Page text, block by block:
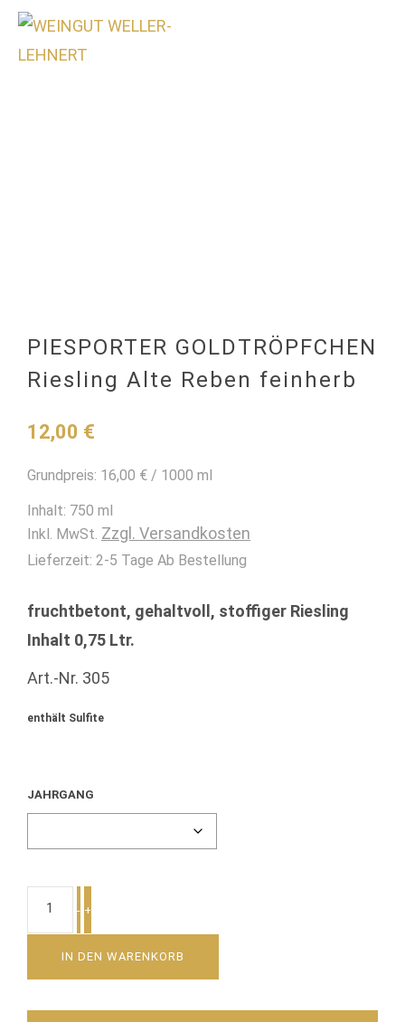
PIESPORTER GOLDTRÖPFCHEN
Riesling Alte Reben feinherb
12,00 €
Grundpreis: 16,00 € / 1000 ml
Inhalt: 750 ml
Inkl. MwSt. Zzgl. Versandkosten
Lieferzeit: 2-5 Tage Ab Bestellung
fruchtbetont, gehaltvoll, stoffiger Riesling
Inhalt 0,75 Ltr.
Art.-Nr. 305
enthält Sulfite
JAHRGANG
PIESPORTER
- +
IN DEN WARENKORB